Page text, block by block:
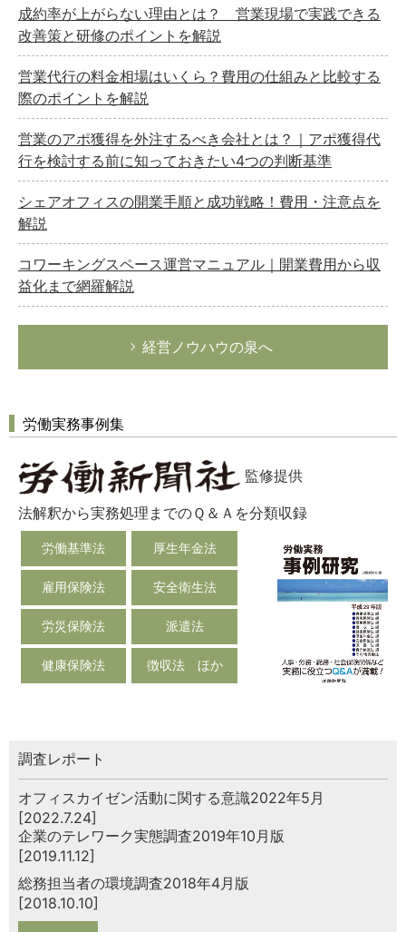
成約率が上がらない理由とは？ 営業現場で実践できる
改善策と研修のポイントを解説
営業代行の料金相場はいくら？費用の仕組みと比較する
際のポイントを解説
営業のアポ獲得を外注するべき会社とは？｜アポ獲得代
行を検討する前に知っておきたい4つの判断基準
シェアオフィスの開業手順と成功戦略！費用・注意点を
解説
コワーキングスペース運営マニュアル｜開業費用から収
益化まで網羅解説
経営ノウハウの泉へ
労働実務事例集
監修提供
法解釈から実務処理までのＱ＆Ａを分類収録
労働基準法 厚生年金法
雇用保険法 安全衛生法
労災保険法 派遣法
健康保険法 徴収法 ほか
調査レポート
オフィスカイゼン活動に関する意識2022年5月
[2022.7.24]
企業のテレワーク実態調査2019年10月版
[2019.11.12]
総務担当者の環境調査2018年4月版
[2018.10.10]